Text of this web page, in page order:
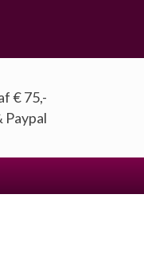
€ 75,-
Paypal